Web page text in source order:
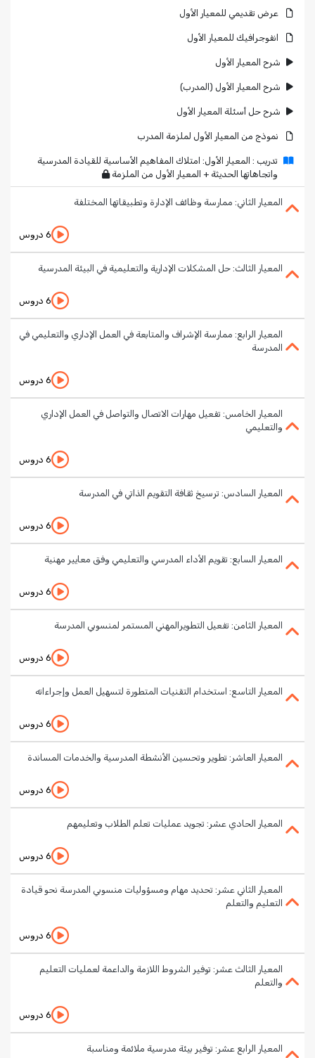
عرض تقديمي للمعيار الأول
انفوجرافيك للمعيار الأول
شرح المعيار الأول
شرح المعيار الأول (المدرب)
شرح حل أسئلة المعيار الأول
نموذج من المعيار الأول لملزمة المدرب
تدريب : المعيار الأول: امتلاك المفاهيم الأساسية للقيادة المدرسية
واتجاهاتها الحديثة + المعيار الأول من الملزمة
المعيار الثاني: ممارسة وظائف الإدارة وتطبيقاتها المختلفة
6 دروس
المعيار الثالث: حل المشكلات الإدارية والتعليمية في البيئة المدرسية
6 دروس
المعيار الرابع: ممارسة الإشراف والمتابعة في العمل الإداري والتعليمي في
المدرسة
6 دروس
المعيار الخامس: تفعيل مهارات الاتصال والتواصل في العمل الإداري
والتعليمي
6 دروس
المعيار السادس: ترسيخ ثقافة التقويم الذاتي في المدرسة
6 دروس
المعيار السابع: تقويم الأداء المدرسي والتعليمي وفق معايير مهنية
6 دروس
المعيار الثامن: تفعيل التطويرالمهني المستمر لمنسوبي المدرسة
6 دروس
المعيار التاسع: استخدام التقنيات المتطورة لتسهيل العمل وإجراءاته
6 دروس
المعيار العاشر: تطوير وتحسين الأنشطة المدرسية والخدمات المساندة
6 دروس
المعيار الحادي عشر: تجويد عمليات تعلم الطلاب وتعليمهم
6 دروس
المعيار الثاني عشر: تحديد مهام ومسؤوليات منسوبي المدرسة نحو قيادة
التعليم والتعلم
6 دروس
المعيار الثالث عشر: توفير الشروط اللازمة والداعمة لعمليات التعليم
والتعلم
6 دروس
المعيار الرابع عشر: توفير بيئة مدرسية ملائمة ومناسبة